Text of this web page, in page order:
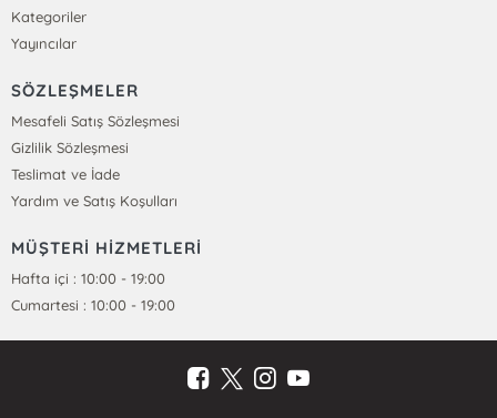
Kategoriler
Yayıncılar
SÖZLEŞMELER
Mesafeli Satış Sözleşmesi
Gizlilik Sözleşmesi
Teslimat ve İade
Yardım ve Satış Koşulları
MÜŞTERİ HİZMETLERİ
Hafta içi : 10:00 - 19:00
Cumartesi : 10:00 - 19:00